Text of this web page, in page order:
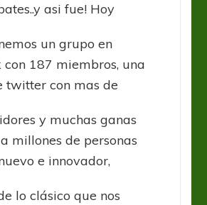
asi fue! Hoy
un grupo en
con 187 miembros, una
twitter con mas de
y muchas ganas
millones de personas
e innovador,
lo clásico que nos